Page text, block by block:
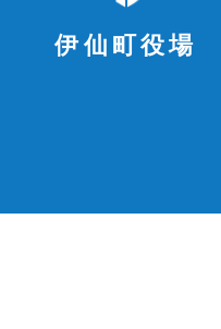
伊仙町役場